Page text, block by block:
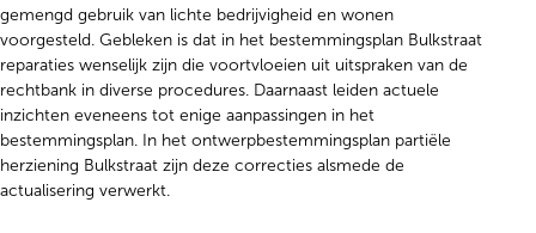
gemengd gebruik van lichte bedrijvigheid en wonen
voorgesteld. Gebleken is dat in het bestemmingsplan Bulkstraat
reparaties wenselijk zijn die voortvloeien uit uitspraken van de
rechtbank in diverse procedures. Daarnaast leiden actuele
inzichten eveneens tot enige aanpassingen in het
bestemmingsplan. In het ontwerpbestemmingsplan partiële
herziening Bulkstraat zijn deze correcties alsmede de
actualisering verwerkt.